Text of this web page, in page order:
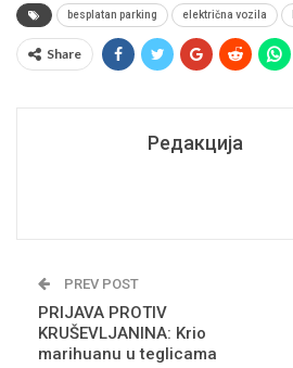
besplatan parking električna vozila
Share
Редакција
PREV POST
PRIJAVA PROTIV
KRUŠEVLJANINA: Krio
marihuanu u teglicama